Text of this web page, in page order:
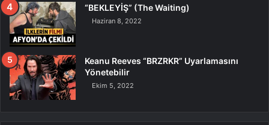
“BEKLEYİŞ” (The Waiting)
Haziran 8, 2022
Keanu Reeves “BRZRKR” Uyarlamasını
Yönetebilir
Ekim 5, 2022